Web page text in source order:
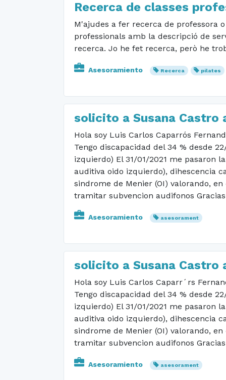
Recerca de classes
M'ajudes a fer recerca de professora
professionals amb la descripció de
recerca. Jo he fet recerca, però he
Asesoramiento Recerca pilates
solicito a Susana Castro
Hola soy Luis Carlos Caparrós
Tengo discapacidad del 34 % desde
izquierdo) El 31/01/2021 me pasaron
auditiva oido izquierdo), dihescencia
sindrome de Menier (OI) valorando,
tramitar subvencion audifonos Gracias
Asesoramiento asesorament
solicito a Susana Castro
Hola soy Luis Carlos Caparr´rs
Tengo discapacidad del 34 % desde
izquierdo) El 31/01/2021 me pasaron
auditiva oido izquierdo), dihescencia
sindrome de Menier (OI) valorando,
tramitar subvencion audifonos Gracias
Asesoramiento asesorament